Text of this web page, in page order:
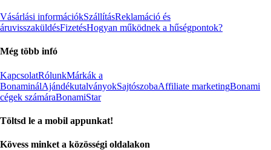
Vásárlási információkSzállításReklamáció és
áruvisszaküldésFizetésHogyan működnek a hűségpontok?
Még több infó
KapcsolatRólunkMárkák a
BonaminálAjándékutalványokSajtószobaAffiliate marketingBonami
cégek számáraBonamiStar
Töltsd le a mobil appunkat!
Kövess minket a közösségi oldalakon